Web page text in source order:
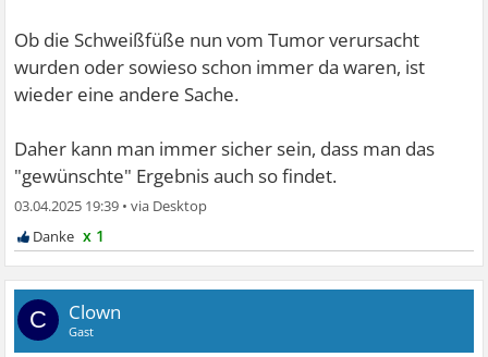
Ob die Schweißfüße nun vom Tumor verursacht
wurden oder sowieso schon immer da waren, ist
wieder eine andere Sache.
Daher kann man immer sicher sein, dass man das
"gewünschte" Ergebnis auch so findet.
03.04.2025 19:39 •
x 1
C Clown
Gast